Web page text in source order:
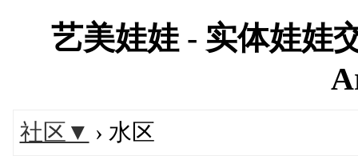
艺美娃娃 - 实体娃娃
社区▼ › 水区